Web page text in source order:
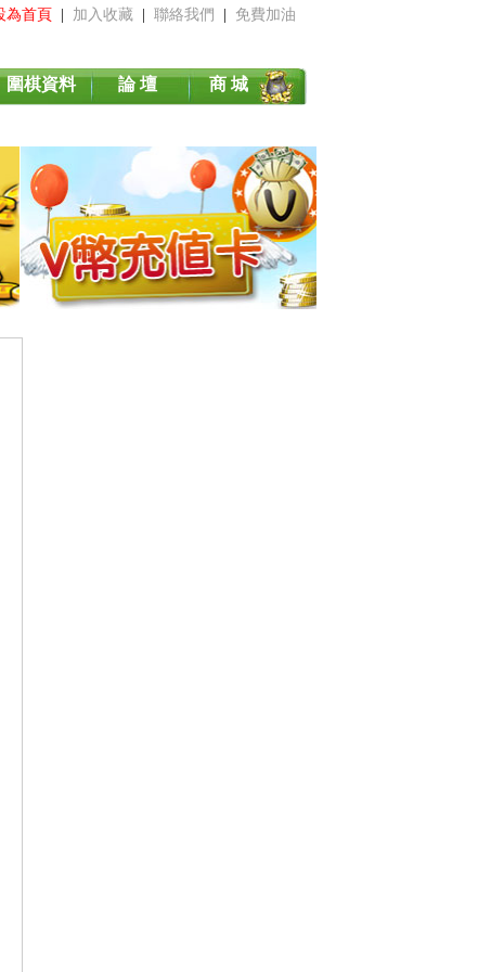
為首頁 加入收藏 聯絡我們 免費加油
圍棋資料 論 壇 商 城